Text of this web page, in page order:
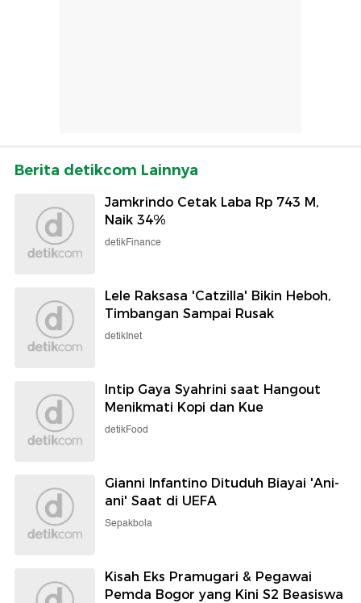
Berita detikcom Lainnya
Jamkrindo Cetak Laba Rp 743 M,
Naik 34%
detikFinance
Lele Raksasa 'Catzilla' Bikin Heboh,
Timbangan Sampai Rusak
detikInet
Intip Gaya Syahrini saat Hangout
Menikmati Kopi dan Kue
detikFood
Gianni Infantino Dituduh Biayai 'Ani-
ani' Saat di UEFA
Sepakbola
Kisah Eks Pramugari & Pegawai
Pemda Bogor yang Kini S2 Beasiswa